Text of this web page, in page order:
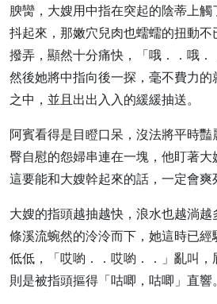
腴臠，大嫂用中指在突起的陰蒂上
抖起來，那嫩穴兒肉也蠕蠕的扭動不
撥弄，顯然十分痛快，「哦．．哦．
然後她將中指向後一探，毫不費力的
之中，並且出出入入的緩緩抽送。
阿賓看得是目瞪口呆，沒法將平時豔
臀自慰的怨婦串連在一塊，他盯著大
這要能和大嫂幹起來的話，一定會爽
大嫂的指頭越抽越快，浪水也越淌
條溪流蜿然的泠泠而下，她這時已經
低低，「哎喲．．哎喲．．」亂叫，
則是被指頭摳得「咕唧，咕唧」直響